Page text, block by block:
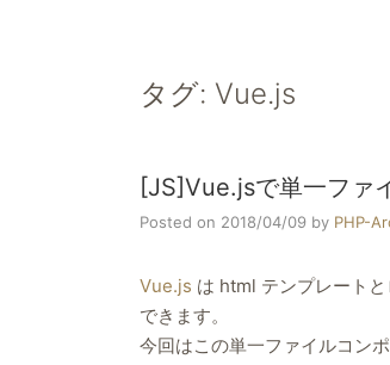
タグ: Vue.js
[JS]Vue.jsで単一ファ
Posted on 2018/04/09 by PHP-
Vue.js は html テンプレート
できます。
今回はこの単一ファイルコン